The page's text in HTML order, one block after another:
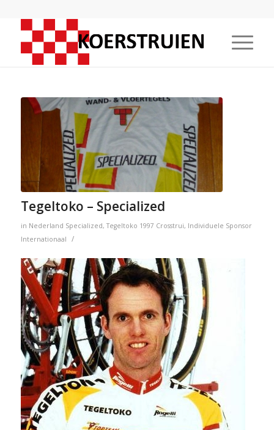
Tegeltoko – Specialized
in Nederland Specialized,Tegeltoko 1997 Crosstrui, Individuele Sponsor
Internationaal
/